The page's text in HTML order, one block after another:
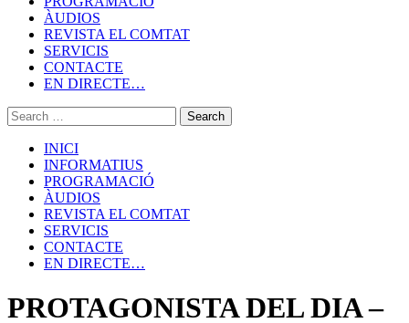
ÀUDIOS
REVISTA EL COMTAT
SERVICIS
CONTACTE
EN DIRECTE…
INICI
INFORMATIUS
PROGRAMACIÓ
ÀUDIOS
REVISTA EL COMTAT
SERVICIS
CONTACTE
EN DIRECTE…
PROTAGONISTA DEL DIA –